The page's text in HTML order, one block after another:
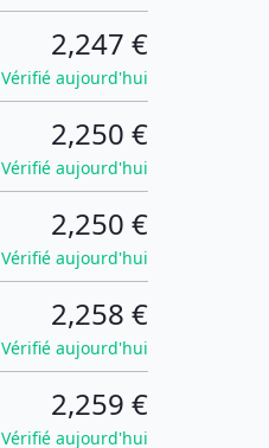
2,247 €
Vérifié aujourd'hui
2,250 €
Vérifié aujourd'hui
2,250 €
Vérifié aujourd'hui
2,258 €
Vérifié aujourd'hui
2,259 €
Vérifié aujourd'hui